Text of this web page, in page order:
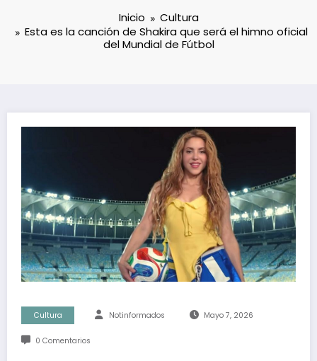
Inicio
Cultura
Esta es la canción de Shakira que será el himno oficial
del Mundial de Fútbol
Cultura Notinformados Mayo 7, 2026
0 Comentarios